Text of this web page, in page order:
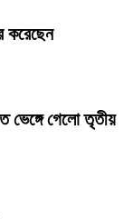
করেছেন
ভেঙ্গে গেলো তৃতীয়